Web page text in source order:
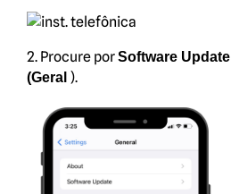
2. Procure porSoftware Update
(Geral ).